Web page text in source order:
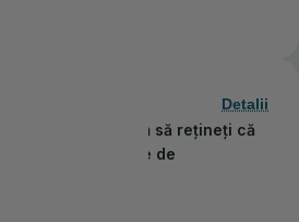
Detalii
Vă rugăm să rețineți că
publice observate de